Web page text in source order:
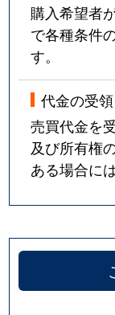
購入希望者
で各種条件
す。
代金の受
売買代金を
及び所有権
ある場合に